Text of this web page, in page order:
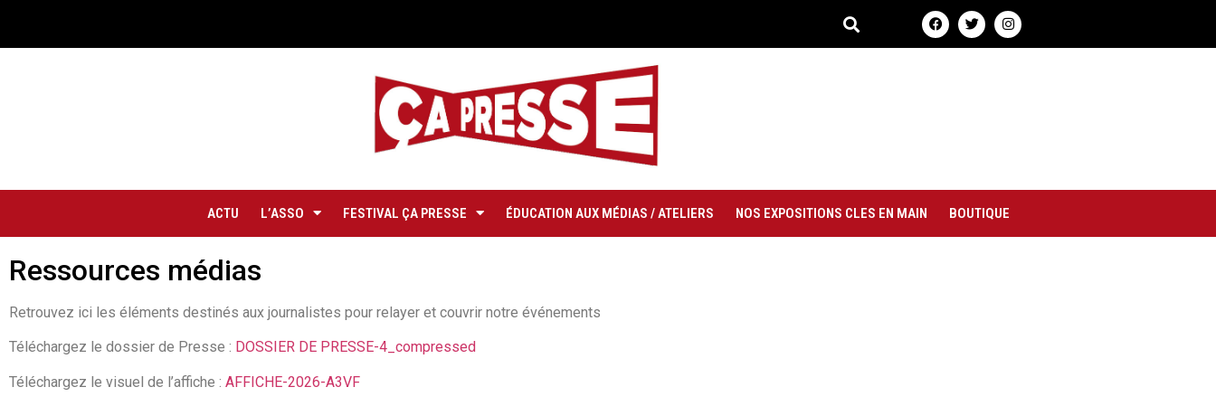
ACTU L’ASSO FESTIVAL ÇA PRESSE ÉDUCATION AUX MÉDIAS / ATELIERS NOS EXPOSITIONS CLES EN MAIN BOUTIQUE
Ressources médias
Retrouvez ici les éléments destinés aux journalistes pour relayer et couvrir notre événements
Téléchargez le dossier de Presse : DOSSIER DE PRESSE-4_compressed
Téléchargez le visuel de l’affiche : AFFICHE-2026-A3VF